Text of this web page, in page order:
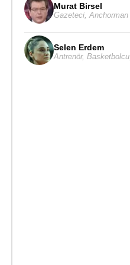
Murat Birsel
Gazeteci Anchorman
Selen Erdem
Antrenör, Basketbolcu